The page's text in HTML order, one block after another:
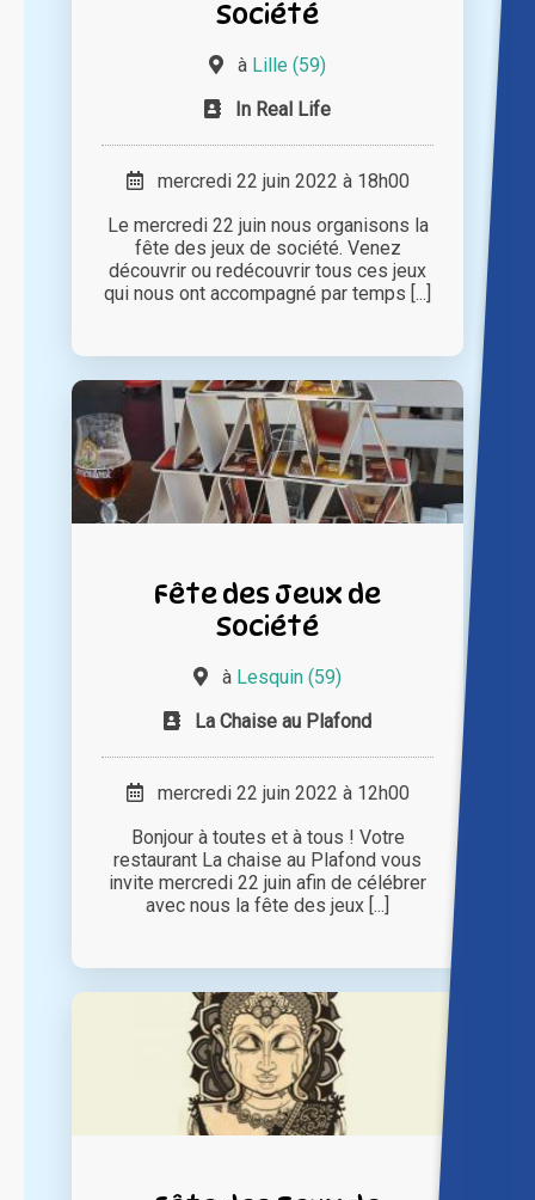
Société
à Lille (59)
In Real Life
mercredi 22 juin 2022 à 18h00
Le mercredi 22 juin nous organisons la
fête des jeux de société. Venez
découvrir ou redécouvrir tous ces jeux
qui nous ont accompagné par temps [...]
Fête des Jeux de
Société
à Lesquin (59)
La Chaise au Plafond
mercredi 22 juin 2022 à 12h00
Bonjour à toutes et à tous ! Votre
restaurant La chaise au Plafond vous
invite mercredi 22 juin afin de célébrer
avec nous la fête des jeux [...]